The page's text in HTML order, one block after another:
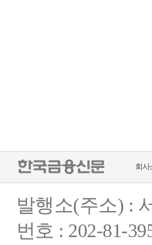
회사
발행소(주소) :
번호 : 202-81-